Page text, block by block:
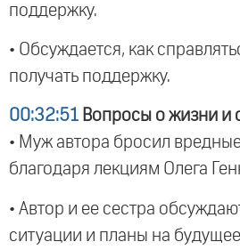
поддержку.
• Обсуждается, как
получать поддержку.
00:32:51 Вопросы о жизни и
• Муж автора бросил
благодаря лекциям Олега
• Автор и ее сестра
ситуации и планы на